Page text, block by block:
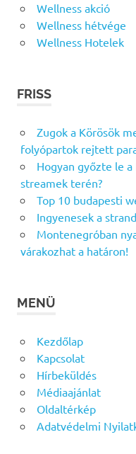
Wellness akció
Wellness hétvége
Wellness Hotelek
FRISS
Zugok a Körösök
folyópartok rejtett
Hogyan győzte le
streamek terén?
Top 10 budapesti
Ingyenesek a
Montenegróban
várakozhat a határon!
MENÜ
Kezdőlap
Kapcsolat
Hírbeküldés
Médiaajánlat
Oldaltérkép
Adatvédelmi